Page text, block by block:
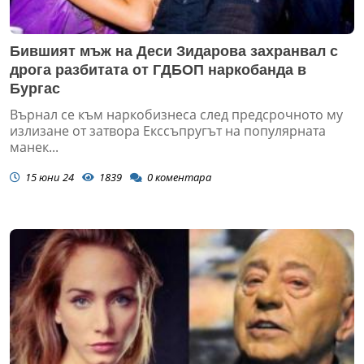
Бившият мъж на Деси Зидарова захранвал с
дрога разбитата от ГДБОП наркобанда в
Бургас
Върнал се към наркобизнеса след предсрочното му
излизане от затвора Екссъпругът на популярната
манек...
15 юни 24 1839 0коментара